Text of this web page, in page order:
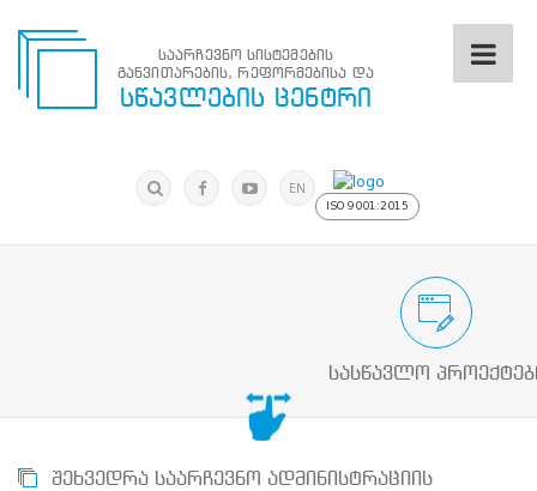
საარჩევნო
სისტემების
შესახებ
საარჩევნო სისტემების
განვითარების, რეფორმებისა და
სწავლების ცენტრი
ძიება
მოძებნა EN
ISO 9001:2015
სასწავლო
საარჩევნო/სამოქალაქო
შეხვედრა საარჩევნო ადმინისტრაციის